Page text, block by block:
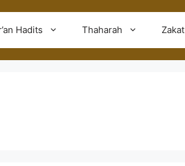
Hadits Thaharah Zakat